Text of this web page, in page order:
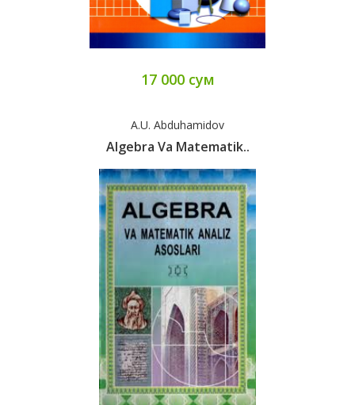
17 000 сум
A.U. Abduhamidov
Algebra Va Matematik..